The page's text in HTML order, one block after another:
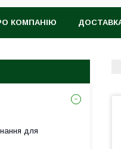
КОМПАНІЮ
для